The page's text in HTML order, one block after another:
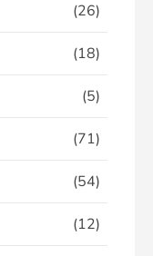
(26)
(18)
(5)
(71)
(54)
(12)